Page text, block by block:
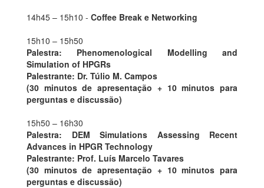
14h45 – 15h10 - Coffee Break e Networking
15h10 – 15h50
Palestra: Phenomenological Modelling and
Simulation of HPGRs
Palestrante: Dr. Túlio M. Campos
(30 minutos de apresentação + 10 minutos para
perguntas e discussão)
15h50 – 16h30
Palestra: DEM Simulations Assessing Recent
Advances in HPGR Technology
Palestrante: Prof. Luís Marcelo Tavares
(30 minutos de apresentação + 10 minutos para
perguntas e discussão)